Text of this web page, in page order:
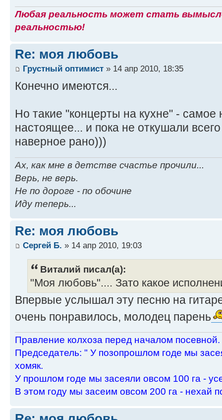
Любая реальность может стать
реальностью!
Re: моя любовь
Грустный оптимист » 14 апр 2010, 18:35
Конечно имеются...
Но такие "концерты на кухне" -
настоящее... и пока не откушали всего
наверное рано)))
Ах, как мне в детстве счастье прочили...
Верь, не верь.
Не по дороге - по обочине
Иду теперь...
Re: моя любовь
Сергей Б. » 14 апр 2010, 19:03
Виталий писал(а):
"Моя любовь".... Зато какое
Впервые услышал эту песню на
очень понравилось, молодец парень
Пpавление колхоза пеpед началом посевной.
Пpедседатель: " У позопpошлом годе мы
хомяк.
У пpошлом годе мы засеяли овсом 100 га -
В этом году мы засеим овсом 200 га - нехай